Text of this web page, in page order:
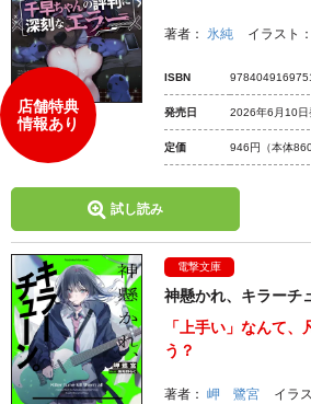
店舗特典
情報あり
著者： 氷純 イラスト：
ISBN
発売日 2026年6月10日
定価 946円 （本体
試し読み
電撃文庫
神懸かれ、キラーチ
「上手い」なんて
う？
著者： 岬 鷺宮 イラ